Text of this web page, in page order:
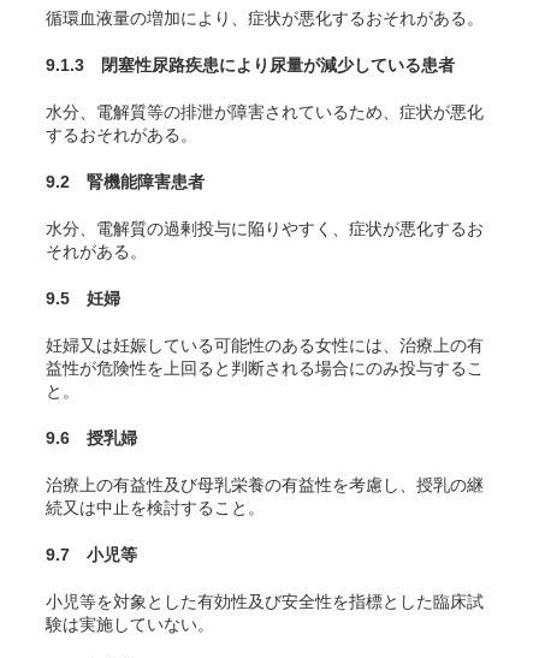
循環血液量の増加により、症状が悪化するおそれがある。
9.1.3 閉塞性尿路疾患により尿量が減少している患者
水分、電解質等の排泄が障害されているため、症状が悪化
するおそれがある。
9.2 腎機能障害患者
水分、電解質の過剰投与に陥りやすく、症状が悪化するお
それがある。
9.5 妊婦
妊婦又は妊娠している可能性のある女性には、治療上の有
益性が危険性を上回ると判断される場合にのみ投与するこ
と。
9.6 授乳婦
治療上の有益性及び母乳栄養の有益性を考慮し、授乳の継
続又は中止を検討すること。
9.7 小児等
小児等を対象とした有効性及び安全性を指標とした臨床試
験は実施していない。